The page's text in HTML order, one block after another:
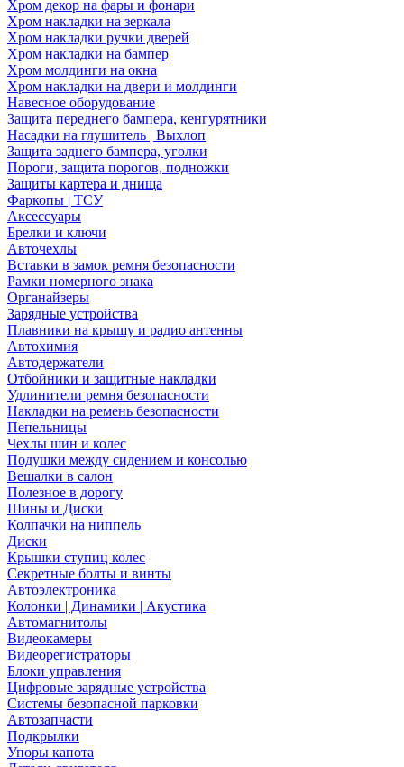
Хром декор на фары и фонари
Хром накладки на зеркала
Хром накладки ручки дверей
Хром накладки на бампер
Хром молдинги на окна
Хром накладки на двери и молдинги
Навесное оборудование
Защита переднего бампера, кенгурятники
Насадки на глушитель | Выхлоп
Защита заднего бампера, уголки
Пороги, защита порогов, подножки
Защиты картера и днища
Фаркопы | ТСУ
Аксессуары
Брелки и ключи
Авточехлы
Вставки в замок ремня безопасности
Рамки номерного знака
Органайзеры
Зарядные устройства
Плавники на крышу и радио антенны
Автохимия
Автодержатели
Отбойники и защитные накладки
Удлинители ремня безопасности
Накладки на ремень безопасности
Пепельницы
Чехлы шин и колес
Подушки между сидением и консолью
Вешалки в салон
Полезное в дорогу
Шины и Диски
Колпачки на ниппель
Диски
Крышки ступиц колес
Секретные болты и винты
Автоэлектроника
Колонки | Динамики | Акустика
Автомагнитолы
Видеокамеры
Видеорегистраторы
Блоки управления
Цифровые зарядные устройства
Системы безопасной парковки
Автозапчасти
Подкрылки
Упоры капота